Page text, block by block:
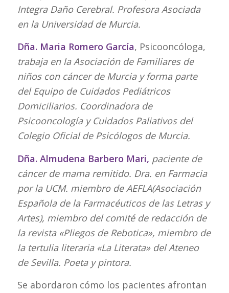
Integra Daño Cerebral. Profesora Asociada
en la Universidad de Murcia.
Dña. Maria Romero García, Psicooncóloga,
trabaja en la Asociación de Familiares de
niños con cáncer de Murcia y forma parte
del Equipo de Cuidados Pediátricos
Domiciliarios. Coordinadora de
Psicooncología y Cuidados Paliativos del
Colegio Oficial de Psicólogos de Murcia.
Dña. Almudena Barbero Mari, paciente de
cáncer de mama remitido. Dra. en Farmacia
por la UCM. miembro de AEFLA(Asociación
Española de la Farmacéuticos de las Letras y
Artes), miembro del comité de redacción de
la revista «Pliegos de Rebotica», miembro de
la tertulia literaria «La Literata» del Ateneo
de Sevilla. Poeta y pintora.
Se abordaron cómo los pacientes afrontan